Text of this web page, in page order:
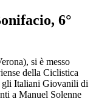
6°
si è messo
della Ciclistica
gli Italiani Giovanili di
a Manuel Solenne